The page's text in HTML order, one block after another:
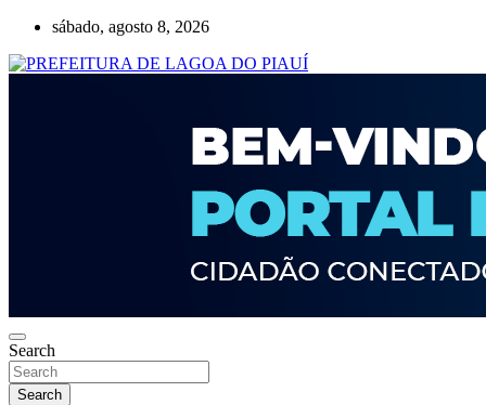
Skip
content
sábado, agosto 8, 2026
Search
Search